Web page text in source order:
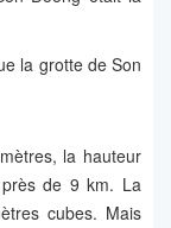
la grotte de Son
la hauteur
de 9 km. La
cubes. Mais